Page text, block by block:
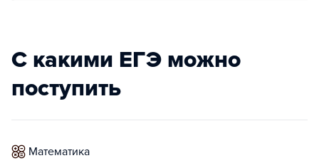
С какими ЕГЭ можно
поступить
математика